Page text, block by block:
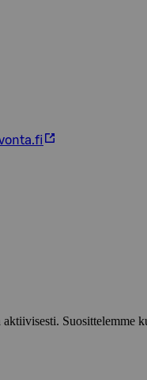
Suosittelemme